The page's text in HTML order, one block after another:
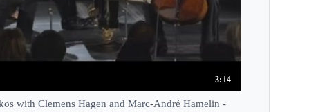
3:14
with Clemens Hagen and Marc-André Hamelin -